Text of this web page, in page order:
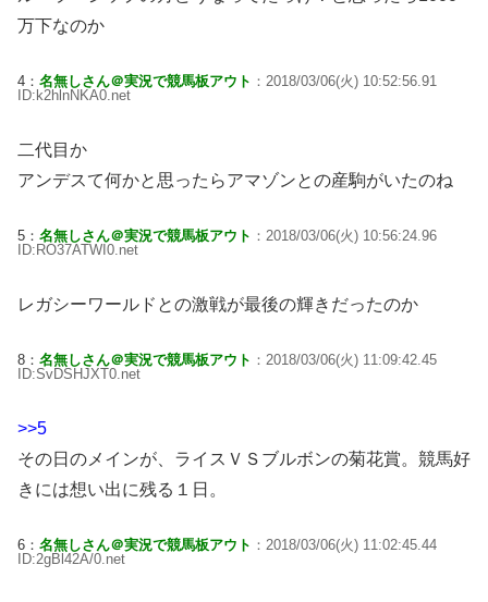
万下なのか
4： 名無しさん＠実況で競馬板アウト ：2018/03/06(火) 10:52:56.91
ID:k2hlnNKA0.net
二代目か
アンデスて何かと思ったらアマゾンとの産駒がいたのね
5： 名無しさん＠実況で競馬板アウト ：2018/03/06(火) 10:56:24.96
ID:RO37ATWI0.net
レガシーワールドとの激戦が最後の輝きだったのか
8： 名無しさん＠実況で競馬板アウト ：2018/03/06(火) 11:09:42.45
ID:SvDSHJXT0.net
>>5
その日のメインが、ライスＶＳブルボンの菊花賞。競馬好
きには想い出に残る１日。
6： 名無しさん＠実況で競馬板アウト ：2018/03/06(火) 11:02:45.44
ID:2gBl42A/0.net